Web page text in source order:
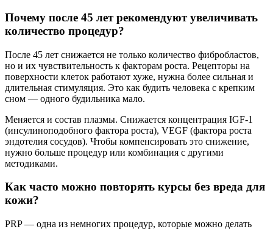
Почему после 45 лет рекомендуют увеличивать
количество процедур?
После 45 лет снижается не только количество фибробластов,
но и их чувствительность к факторам роста. Рецепторы на
поверхности клеток работают хуже, нужна более сильная и
длительная стимуляция. Это как будить человека с крепким
сном — одного будильника мало.
Меняется и состав плазмы. Снижается концентрация IGF-1
(инсулиноподобного фактора роста), VEGF (фактора роста
эндотелия сосудов). Чтобы компенсировать это снижение,
нужно больше процедур или комбинация с другими
методиками.
Как часто можно повторять курсы без вреда для
кожи?
PRP — одна из немногих процедур, которые можно делать